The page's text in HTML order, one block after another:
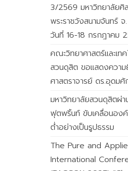
3/2569 มหาวิทยาลัยศิ
พระราชวังสนามจันทร์
วันที่ 16-18 กรกฎาคม
คณะวิทยาศาสตร์และเท
สวนดุสิต ขอแสดงควา
ศาสตราจารย์ ดร.อุดม
มหาวิทยาลัยสวนดุสิตผ่
ฟุตพริ้นท์ ขับเคลื่อนอง
ต่ำอย่างเป็นรูปธรรม
The Pure and
International